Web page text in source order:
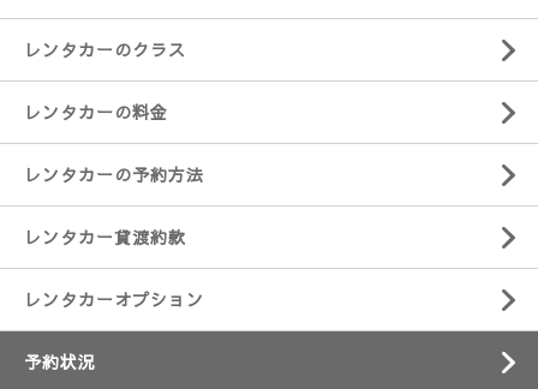
レンタカーのクラス
レンタカーの料金
レンタカーの予約方法
レンタカー貸渡約款
レンタカーオプション
予約状況